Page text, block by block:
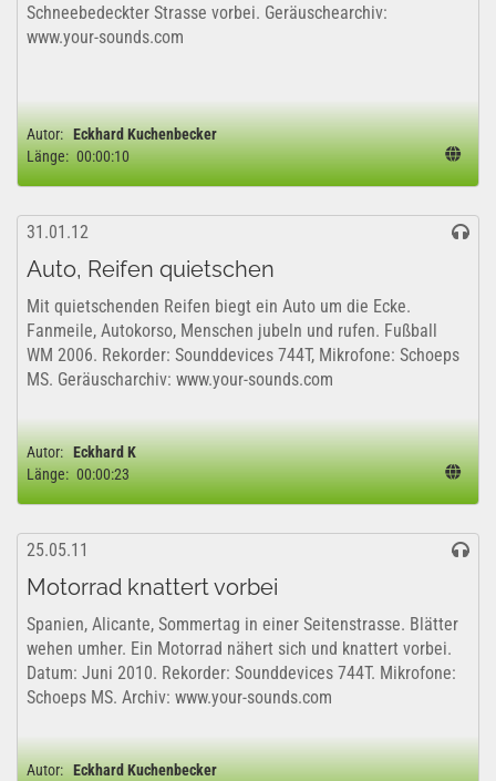
Schneebedeckter Strasse vorbei. Geräuschearchiv:
www.your-sounds.com
Autor: Eckhard Kuchenbecker
Länge: 00:00:10
31.01.12
Auto, Reifen quietschen
Mit quietschenden Reifen biegt ein Auto um die Ecke.
Fanmeile, Autokorso, Menschen jubeln und rufen. Fußball
WM 2006. Rekorder: Sounddevices 744T, Mikrofone: Schoeps
MS. Geräuscharchiv: www.your-sounds.com
Autor: Eckhard K
Länge: 00:00:23
25.05.11
Motorrad knattert vorbei
Spanien, Alicante, Sommertag in einer Seitenstrasse. Blätter
wehen umher. Ein Motorrad nähert sich und knattert vorbei.
Datum: Juni 2010. Rekorder: Sounddevices 744T. Mikrofone:
Schoeps MS. Archiv: www.your-sounds.com
Autor: Eckhard Kuchenbecker